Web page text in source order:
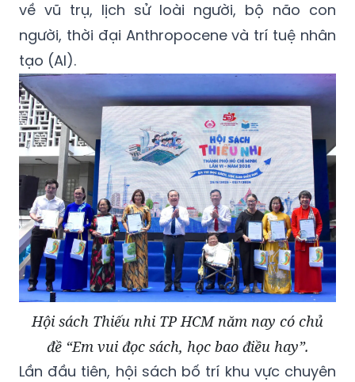
về vũ trụ, lịch sử loài người, bộ não con
người, thời đại Anthropocene và trí tuệ nhân
tạo (AI).
Hội sách Thiếu nhi TP HCM năm nay có chủ
đề “Em vui đọc sách, học bao điều hay”.
Lần đầu tiên, hội sách bố trí khu vực chuyên